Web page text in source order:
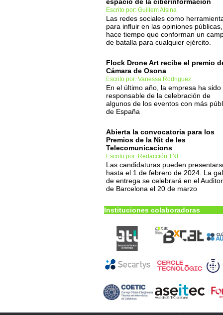
Escrito por: Guillem Alsina
Las redes sociales como
para influir en las opiniones
hace tiempo que conforman un
de batalla para cualquier ejército.
Flock Drone Art recibe el premio
Cámara de Osona
Escrito por: Vanessa Rodriguez
En el último año, la empresa ha sido
responsable de la celebración de
algunos de los eventos con más
de España
Abierta la convocatoria para los
Premios de la Nit de les
Telecomunicacions
Escrito por: Redacción TNI
Las candidaturas pueden
hasta el 1 de febrero de 2024. La
de entrega se celebrará en el
de Barcelona el 20 de marzo
Instituciones colaboradoras